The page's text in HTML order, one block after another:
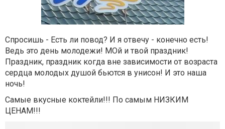
Спросишь - Есть ли повод? И я отвечу - конечно есть!
Ведь это день молодежи! МОй и твой праздник!
Праздник, праздник когда вне зависимости от возраста
сердца молодых душой бьются в унисон! И это наша
ночь!
Самые вкусные коктейли!!! По самым НИЗКИМ
ЦЕНАМ!!!